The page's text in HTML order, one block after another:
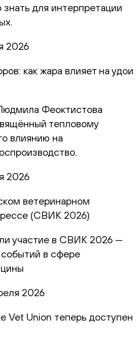
для интерпретации
2026
как жара влияет на удои
Феоктистова
тепловому
влиянию на
2026
ветеринарном
(СВИК 2026)
участие в СВИК 2026 —
в сфере
2026
Vet Union теперь доступен